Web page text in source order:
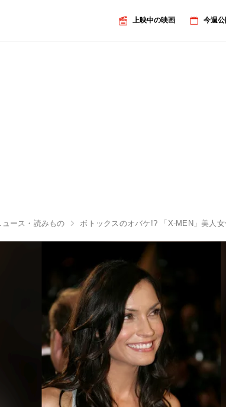
上映中の映画 今週
ュース・読みもの ボトックスのオバケ!? 「X-MEN」美人